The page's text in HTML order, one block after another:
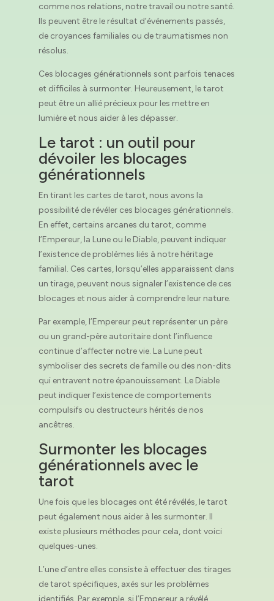
comme nos relations, notre travail ou notre santé.
Ils peuvent être le résultat d’événements passés,
de croyances familiales ou de traumatismes non
résolus.
Ces blocages générationnels sont parfois tenaces
et difficiles à surmonter. Heureusement, le tarot
peut être un allié précieux pour les mettre en
lumière et nous aider à les dépasser.
Le tarot : un outil pour
dévoiler les blocages
générationnels
En tirant les cartes de tarot, nous avons la
possibilité de révéler ces blocages générationnels.
En effet, certains arcanes du tarot, comme
l’Empereur, la Lune ou le Diable, peuvent indiquer
l’existence de problèmes liés à notre héritage
familial. Ces cartes, lorsqu’elles apparaissent dans
un tirage, peuvent nous signaler l’existence de ces
blocages et nous aider à comprendre leur nature.
Par exemple, l’Empereur peut représenter un père
ou un grand-père autoritaire dont l’influence
continue d’affecter notre vie. La Lune peut
symboliser des secrets de famille ou des non-dits
qui entravent notre épanouissement. Le Diable
peut indiquer l’existence de comportements
compulsifs ou destructeurs hérités de nos
ancêtres.
Surmonter les blocages
générationnels avec le
tarot
Une fois que les blocages ont été révélés, le tarot
peut également nous aider à les surmonter. Il
existe plusieurs méthodes pour cela, dont voici
quelques-unes.
L’une d’entre elles consiste à effectuer des tirages
de tarot spécifiques, axés sur les problèmes